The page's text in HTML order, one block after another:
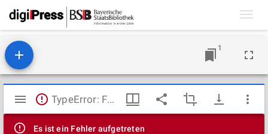
1
Mirador
Viewer
TypeError: Failed to fetch
Es ist ein Fehler aufgetreten